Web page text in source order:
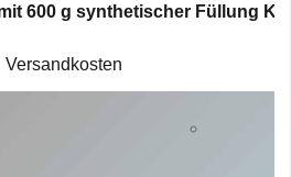
600 g synthetischer Füllung
Versandkosten